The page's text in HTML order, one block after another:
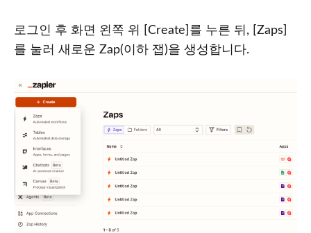
로그인 후 화면 왼쪽 위 [Create]를 누른 뒤, [Zaps]
를 눌러 새로운 Zap(이하 잽)을 생성합니다.